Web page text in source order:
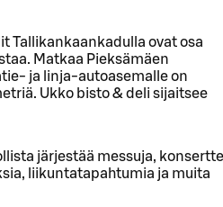
Tallikankaankadulla ovat osa
Matkaa Pieksämäen
ja linja-autoasemalle on
Ukko bisto & deli sijaitsee
järjestää messuja,
liikuntatapahtumia ja muita